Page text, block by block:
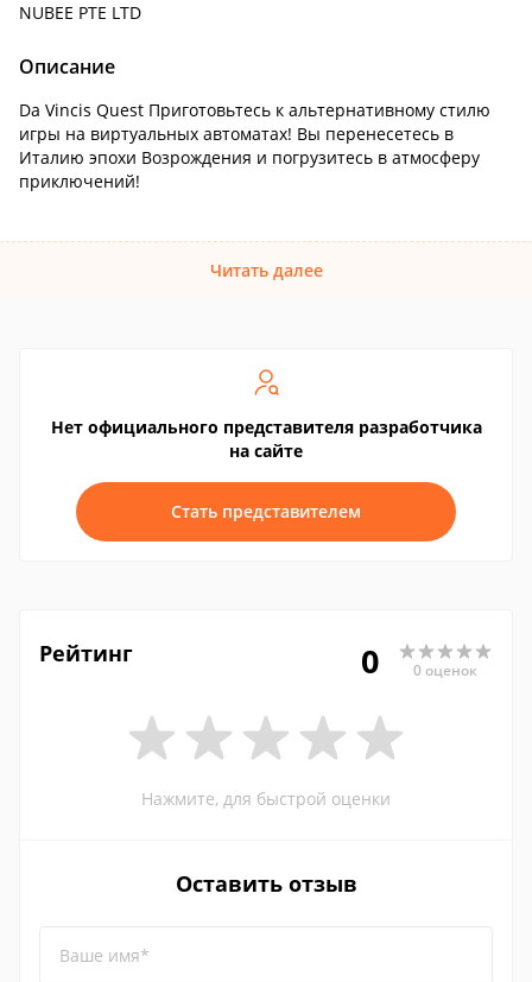
NUBEE PTE LTD
Описание
Da Vincis Quest Приготовьтесь к альтернативному стилю
игры на виртуальных автоматах! Вы перенесетесь в
Италию эпохи Возрождения и погрузитесь в атмосферу
приключений!
Читать далее
Нет официального представителя разработчика
на сайте
Стать представителем
Рейтинг 0 0 оценок
Нажмите, для быстрой оценки
Оставить отзыв
Ваше имя*